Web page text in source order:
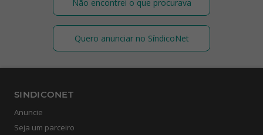
Não encontrei o que procurava
Quero anunciar no SíndicoNet
SINDICONET
Anuncie
Seja um parceiro